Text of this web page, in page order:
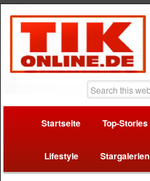
Startseite Top-Stories
Lifestyle Stargalerien